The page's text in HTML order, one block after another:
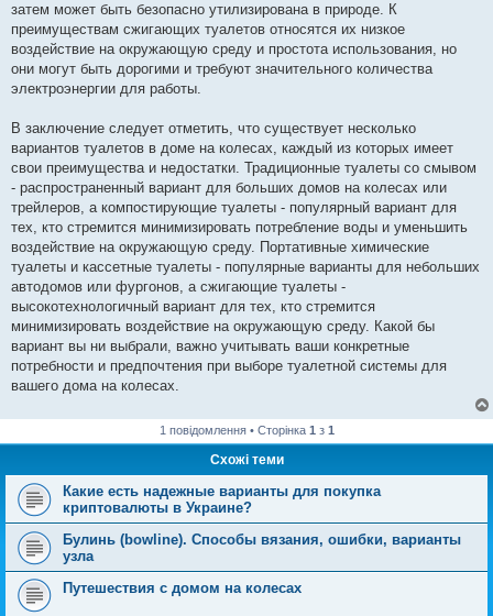
затем может быть безопасно утилизирована в природе. К
преимуществам сжигающих туалетов относятся их низкое
воздействие на окружающую среду и простота использования, но
они могут быть дорогими и требуют значительного количества
электроэнергии для работы.
В заключение следует отметить, что существует несколько
вариантов туалетов в доме на колесах, каждый из которых имеет
свои преимущества и недостатки. Традиционные туалеты со смывом
- распространенный вариант для больших домов на колесах или
трейлеров, а компостирующие туалеты - популярный вариант для
тех, кто стремится минимизировать потребление воды и уменьшить
воздействие на окружающую среду. Портативные химические
туалеты и кассетные туалеты - популярные варианты для небольших
автодомов или фургонов, а сжигающие туалеты -
высокотехнологичный вариант для тех, кто стремится
минимизировать воздействие на окружающую среду. Какой бы
вариант вы ни выбрали, важно учитывать ваши конкретные
потребности и предпочтения при выборе туалетной системы для
вашего дома на колесах.
1 повідомлення • Сторінка 1 з 1
Схожі теми
Какие есть надежные варианты для покупка
криптовалюты в Украине?
Булинь (bowline). Способы вязания, ошибки, варианты
узла
Путешествия с домом на колесах